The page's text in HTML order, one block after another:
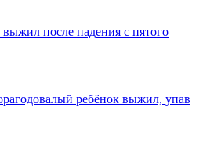
после падения с пятого
ребёнок выжил, упав